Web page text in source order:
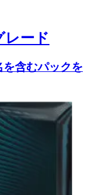
レード
含むパックを